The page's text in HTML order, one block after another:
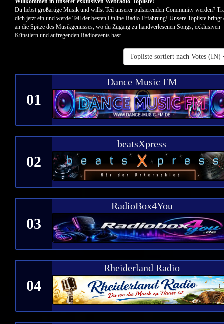
Du liebst großartige Musik und willst Teil unserer pulsierenden Community werden?
dich jetzt ein und werde Teil der besten Online-Radio-Erfahrung! Unsere Topliste bringt
an die Spitze des Musikgenusses, wo du Zugang zu handverlesenen Songs, exklusiven
Künstlern und aufregenden Radioevents hast.
Topliste sortiert nach Votes (IN)
01
Dance Music FM
02
beatsXpress
03
RadioBox4You
04
Rheiderland Radio